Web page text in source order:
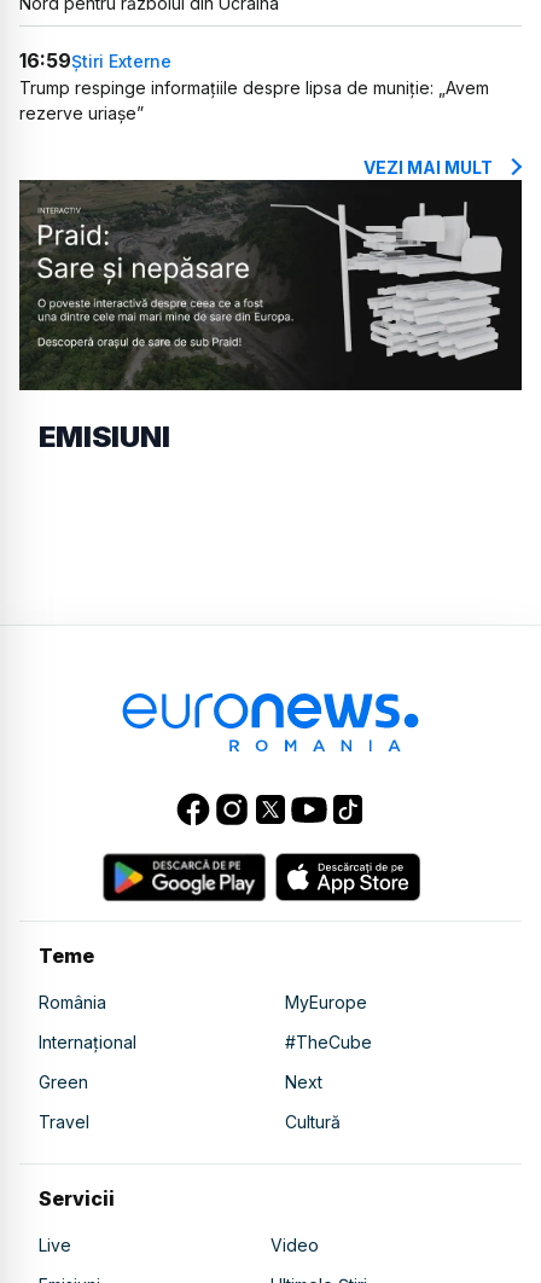
16:59Știri Externe
Trump respinge informațiile despre lipsa de muniție: „Avem
rezerve uriașe”
VEZI MAI MULT
EMISIUNI
Teme
România
MyEurope
Internațional
#TheCube
Green
Next
Travel
Cultură
Servicii
Live
Video